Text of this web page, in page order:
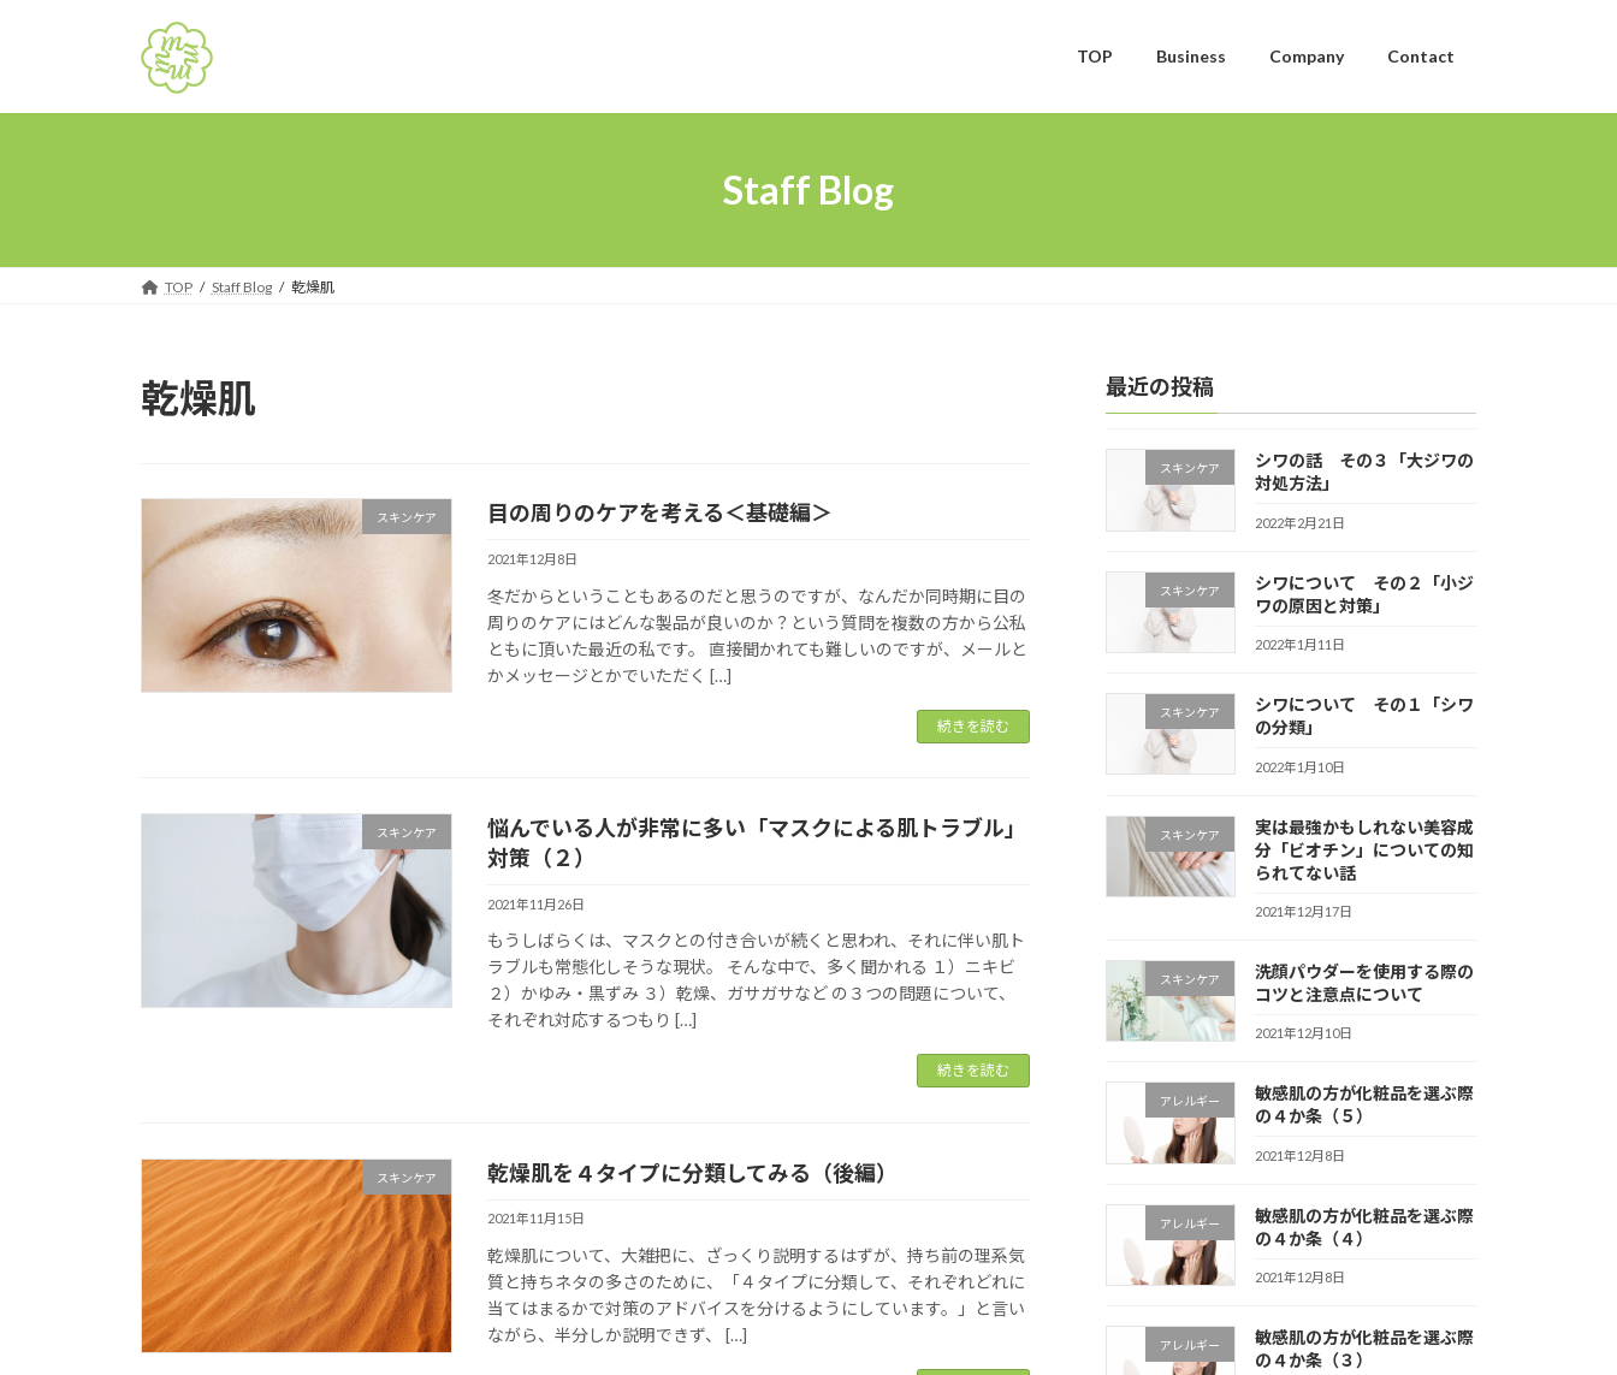
プ
動
TOP Business Company Contact
Staff Blog
TOP Staff Blog 乾燥肌
乾燥肌
スキンケア 目の周りのケアを考える＜基礎編＞
2021年12月8日
冬だからということもあるのだと思うのですが、なんだか同時期に目の
周りのケアにはどんな製品が良いのか？という質問を複数の方から公私
ともに頂いた最近の私です。 直接聞かれても難しいのですが、メールと
かメッセージとかでいただく […]
続きを読む
スキンケア
悩んでいる人が非常に多い「マスクによる肌トラブル」
対策（２）
2021年11月26日
もうしばらくは、マスクとの付き合いが続くと思われ、それに伴い肌ト
ラブルも常態化しそうな現状。 そんな中で、多く聞かれる １）ニキビ
２）かゆみ・黒ずみ ３）乾燥、ガサガサなど の３つの問題について、
それぞれ対応するつもり […]
続きを読む
スキンケア 乾燥肌を４タイプに分類してみる（後編）
2021年11月15日
乾燥肌について、大雑把に、ざっくり説明するはずが、持ち前の理系気
質と持ちネタの多さのために、「４タイプに分類して、それぞれどれに
当てはまるかで対策のアドバイスを分けるようにしています。」と言い
ながら、半分しか説明できず、 […]
最近の投稿
スキンケア
シワの話 その３「大ジワの
対処方法」
2022年2月21日
スキンケア
シワについて その２「小ジ
ワの原因と対策」
2022年1月11日
スキンケア
シワについて その１「シワ
の分類」
2022年1月10日
スキンケア
実は最強かもしれない美容成
分「ビオチン」についての知
られてない話
2021年12月17日
スキンケア
洗顔パウダーを使用する際の
コツと注意点について
2021年12月10日
アレルギー
敏感肌の方が化粧品を選ぶ際
の４か条（５）
2021年12月8日
アレルギー
敏感肌の方が化粧品を選ぶ際
の４か条（４）
2021年12月8日
アレルギー
敏感肌の方が化粧品を選ぶ際
の４か条（３）